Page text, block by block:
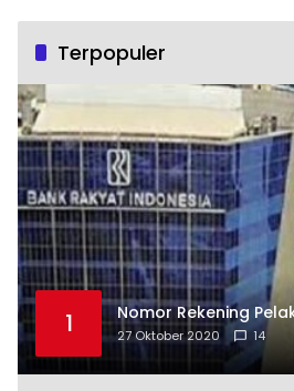
Terpopuler
1 Nomor Rekening
27 Oktober 2020 14